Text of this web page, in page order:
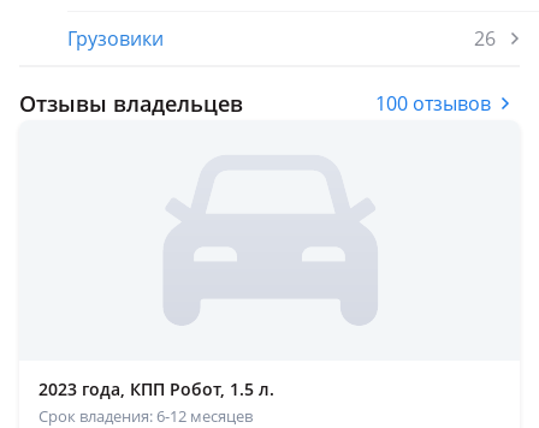
Грузовики
26
Отзывы владельцев 100 отзывов
2023 года, КПП Робот, 1.5 л.
Срок владения: 6-12 месяцев